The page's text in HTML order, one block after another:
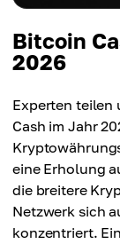
Bitcoin
2026
Experten teilen
Cash im Jahr
eine Erholung
die breitere
Netzwerk sich
konzentriert.